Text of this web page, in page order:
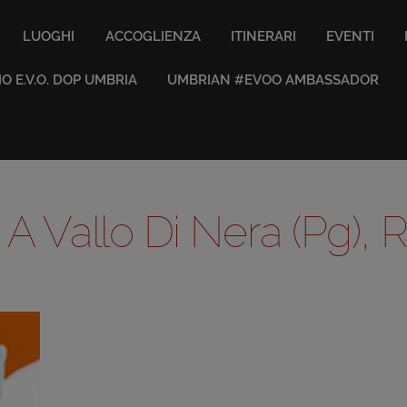
LUOGHI ACCOGLIENZA ITINERARI EVENTI
E.V.O. DOP UMBRIA UMBRIAN #EVOO AMBASSADOR
Vallo Di Nera (Pg),